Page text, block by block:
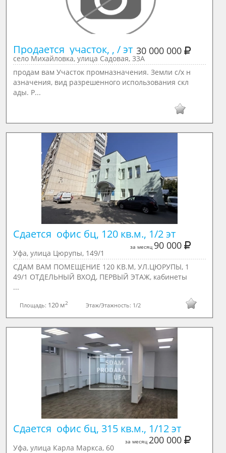
Продается  участок, , / эт 30 000 000
село Михайловка, улица Садовая, 33А
продам вам Участок промназначения. Земли с/х н
азначения, вид разрешенного использования скл
ады. Р...
Сдается  офис бц, 120 кв.м., 1/2 эт
за месяц 90 000
Уфа, улица Цюрупы, 149/1
СДАМ ВАМ ПОМЕЩЕНИЕ 120 КВ.М, УЛ.ЦЮРУПЫ, 1
49/1 ОТДЕЛЬНЫЙ ВХОД, ПЕРВЫЙ ЭТАЖ, кабинеты
...
Площадь: 120 м2 Этаж/Этажность: 1/2
Сдается  офис бц, 315 кв.м., 1/12 эт
за месяц200 000
Уфа, улица Карла Маркса, 60